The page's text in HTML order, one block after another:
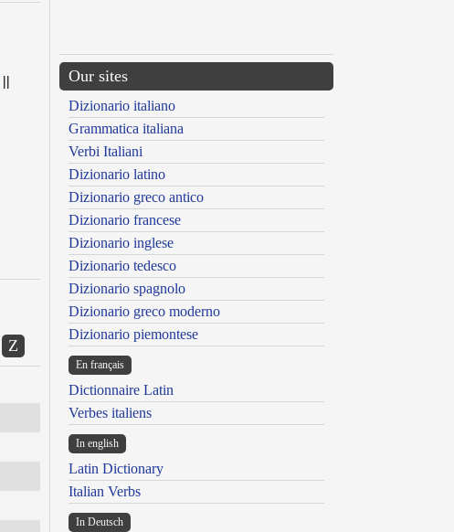
||
Z
Our sites
Dizionario italiano
Grammatica italiana
Verbi Italiani
Dizionario latino
Dizionario greco antico
Dizionario francese
Dizionario inglese
Dizionario tedesco
Dizionario spagnolo
Dizionario greco moderno
Dizionario piemontese
En français
Dictionnaire Latin
Verbes italiens
In english
Latin Dictionary
Italian Verbs
In Deutsch